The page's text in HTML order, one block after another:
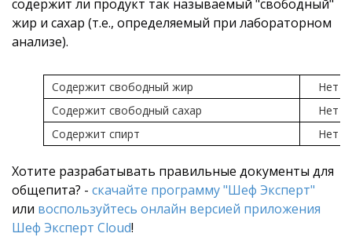
содержит ли продукт так называемый "свободный"
жир и сахар (т.е., определяемый при лабораторном
анализе).
Содержит свободный жир
Нет
Содержит свободный сахар
Нет
Содержит спирт
Нет
Хотите разрабатывать правильные документы для
общепита? - скачайте программу "Шеф Эксперт"
или воспользуйтесь онлайн версией приложения
Шеф Эксперт Cloud!